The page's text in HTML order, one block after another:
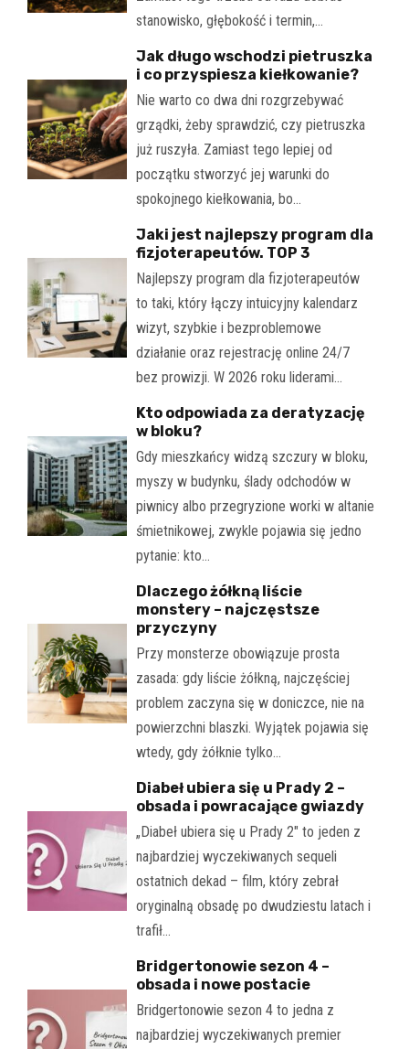
stanowisko, głębokość i termin,…
Jak długo wschodzi pietruszka
i co przyspiesza kiełkowanie?
Nie warto co dwa dni rozgrzebywać
grządki, żeby sprawdzić, czy pietruszka
już ruszyła. Zamiast tego lepiej od
początku stworzyć jej warunki do
spokojnego kiełkowania, bo…
Jaki jest najlepszy program dla
fizjoterapeutów. TOP 3
Najlepszy program dla fizjoterapeutów
to taki, który łączy intuicyjny kalendarz
wizyt, szybkie i bezproblemowe
działanie oraz rejestrację online 24/7
bez prowizji. W 2026 roku liderami…
Kto odpowiada za deratyzację
w bloku?
Gdy mieszkańcy widzą szczury w bloku,
myszy w budynku, ślady odchodów w
piwnicy albo przegryzione worki w altanie
śmietnikowej, zwykle pojawia się jedno
pytanie: kto…
Dlaczego żółkną liście
monstery – najczęstsze
przyczyny
Przy monsterze obowiązuje prosta
zasada: gdy liście żółkną, najczęściej
problem zaczyna się w doniczce, nie na
powierzchni blaszki. Wyjątek pojawia się
wtedy, gdy żółknie tylko…
Diabeł ubiera się u Prady 2 –
obsada i powracające gwiazdy
„Diabeł ubiera się u Prady 2" to jeden z
najbardziej wyczekiwanych sequeli
ostatnich dekad – film, który zebrał
oryginalną obsadę po dwudziestu latach i
trafił…
Bridgertonowie sezon 4 –
obsada i nowe postacie
Bridgertonowie sezon 4 to jedna z
najbardziej wyczekiwanych premier